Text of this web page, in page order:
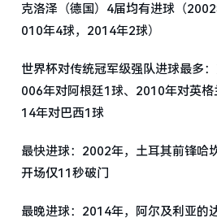
克洛泽（德国）4届均有进球（
010年4球，2014年2球）
世界杯对传统冠军级强队进球最多
006年对阿根廷1球、2010年对英
14年对巴西1球
最快进球：2002年，土耳其前锋哈
开场仅11秒破门
最晚进球：2014年，阿尔及利亚的